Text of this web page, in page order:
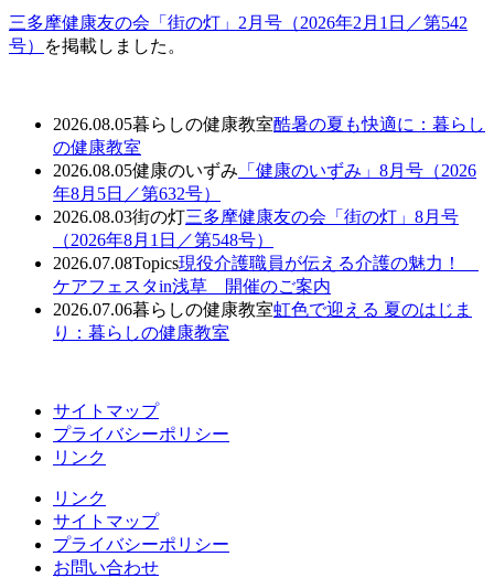
三多摩健康友の会「街の灯」2月号（2026年2月1日／第542
号）
を掲載しました。
2026.08.05暮らしの健康教室酷暑の夏も快適に：暮らし
の健康教室
2026.08.05健康のいずみ 「健康のいずみ」8月号（2026
年8月5日／第632号）
2026.08.03街の灯三多摩健康友の会「街の灯」8月号
（2026年8月1日／第548号）
2026.07.08Topics現役介護職員が伝える介護の魅力！
ケアフェスタin浅草 開催のご案内
2026.07.06暮らしの健康教室虹色で迎える 夏のはじま
り：暮らしの健康教室
サイトマップ
プライバシーポリシー
リンク
リンク
サイトマップ
プライバシーポリシー
お問い合わせ